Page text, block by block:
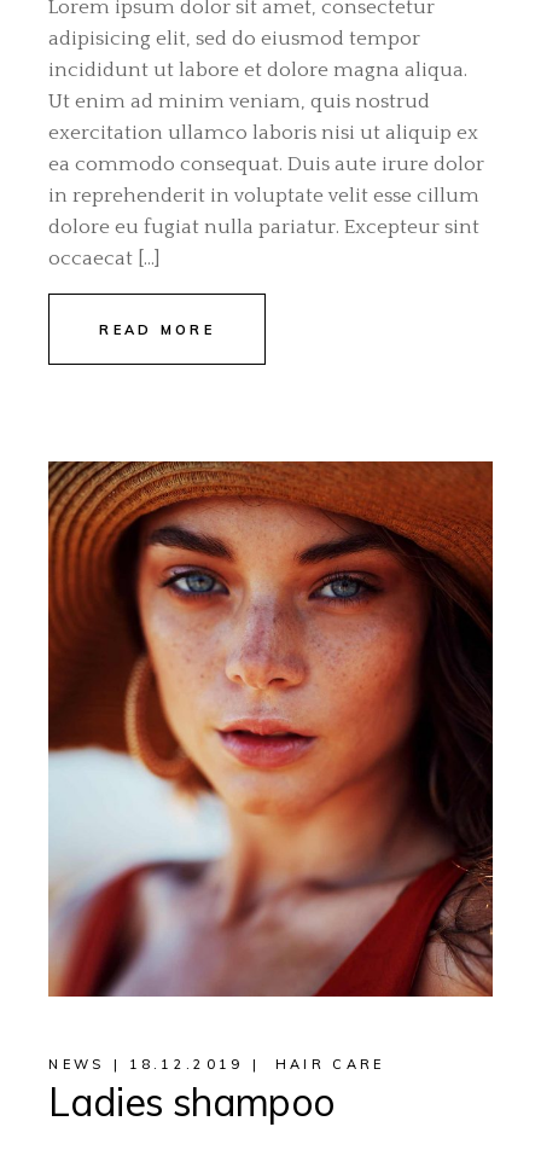
Lorem ipsum dolor sit amet, consectetur
adipisicing elit, sed do eiusmod tempor
incididunt ut labore et dolore magna aliqua.
Ut enim ad minim veniam, quis nostrud
exercitation ullamco laboris nisi ut aliquip ex
ea commodo consequat. Duis aute irure dolor
in reprehenderit in voluptate velit esse cillum
dolore eu fugiat nulla pariatur. Excepteur sint
occaecat […]
READ MORE
NEWS 18.12.2019 HAIR CARE
Ladies shampoo